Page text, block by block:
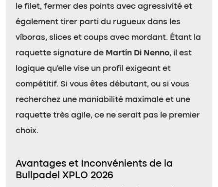
le filet, fermer des points avec agressivité et
également tirer parti du rugueux dans les
víboras, slices et coups avec mordant. Étant la
raquette signature de Martín Di Nenno, il est
logique qu’elle vise un profil exigeant et
compétitif. Si vous êtes débutant, ou si vous
recherchez une maniabilité maximale et une
raquette très agile, ce ne serait pas le premier
choix.
Avantages et Inconvénients de la
Bullpadel XPLO 2026